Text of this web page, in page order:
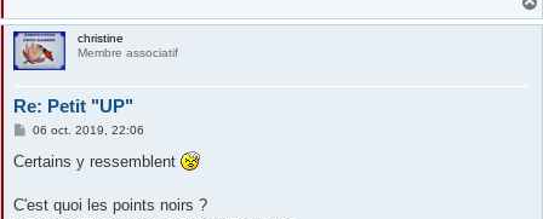
christine
Membre associatif
Re: Petit "UP"
M
s
g
06 oct. 2019, 22:06
Certains y ressemblent
C'est quoi les points noirs ?